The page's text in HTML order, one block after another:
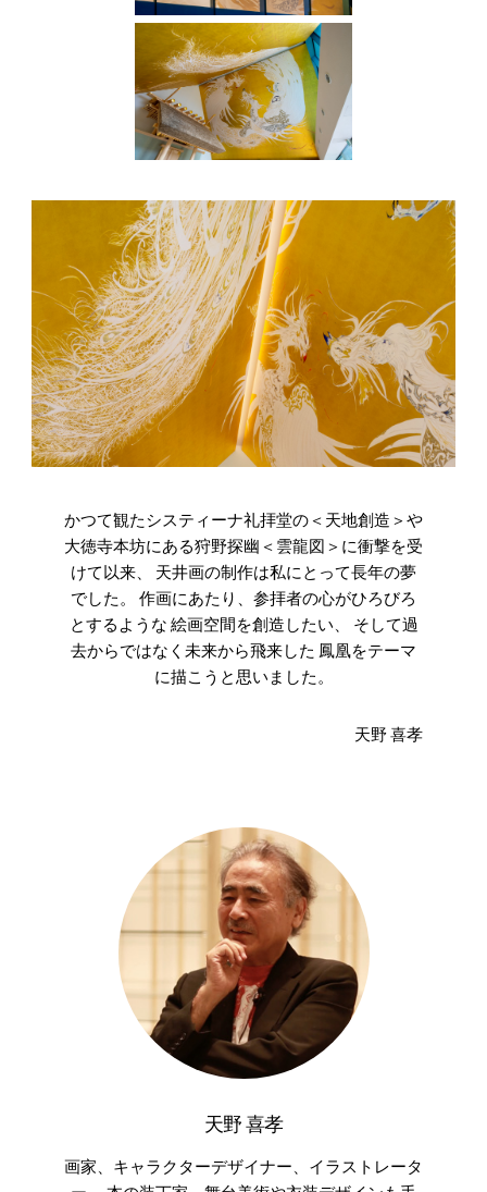
かつて観たシスティーナ礼拝堂の＜天地創造＞や
大徳寺本坊にある狩野探幽＜雲龍図＞に衝撃を受
けて以来、 天井画の制作は私にとって長年の夢
でした。 作画にあたり、参拝者の心がひろびろ
とするような 絵画空間を創造したい、 そして過
去からではなく未来から飛来した 鳳凰をテーマ
に描こうと思いました。
天野 喜孝
天野 喜孝
画家、キャラクターデザイナー、イラストレータ